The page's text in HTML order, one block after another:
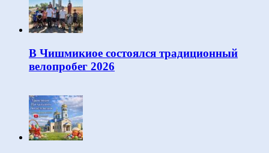
В Чишмикиое состоялся традиционный
велопробег 2026